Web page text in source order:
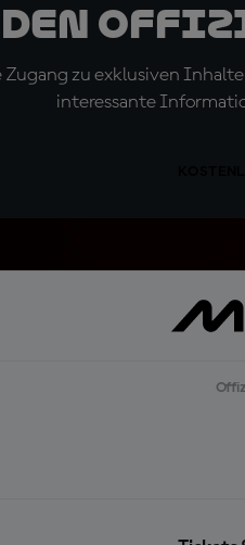
den
zu exklusiven
interessante